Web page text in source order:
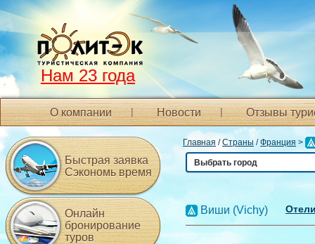
Нам 23 года
О компании Новости Отзывы
Главная /Страны /Франция >
Выбрать город
Виши (Vichy)
Быстрая заявка
Сэкономь время
Онлайн
бронирование
туров